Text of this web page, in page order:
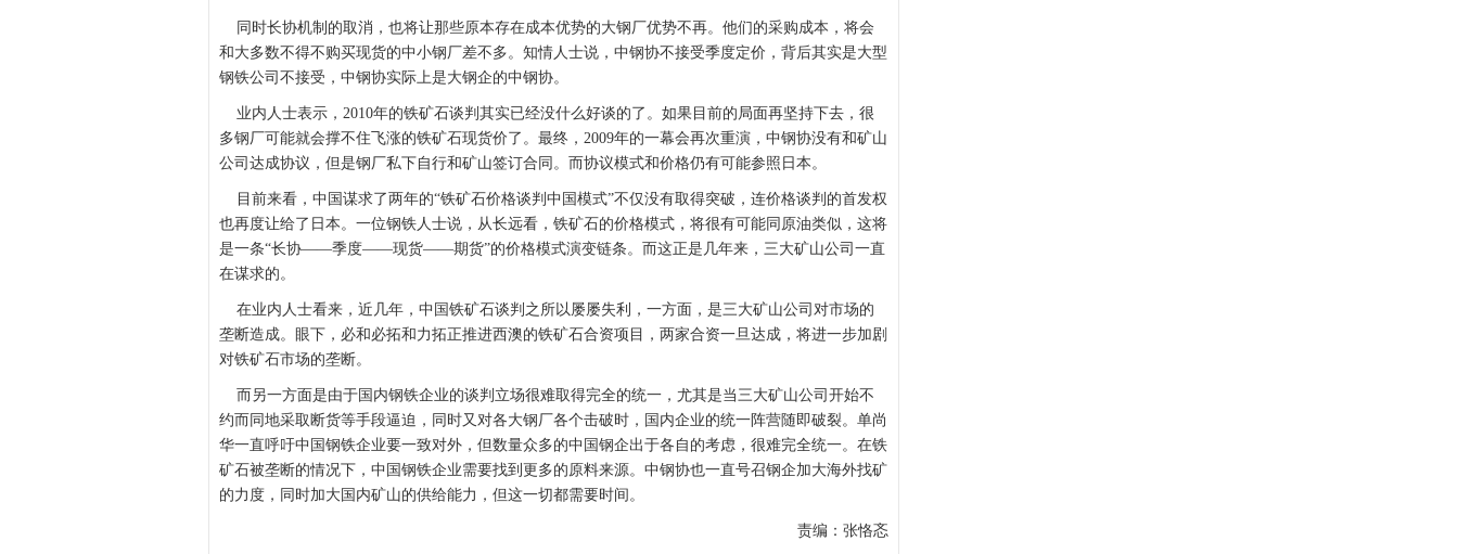
同时长协机制的取消，也将让那些原本存在成本优势的大钢厂优势不再。他们的采购成本，将会
和大多数不得不购买现货的中小钢厂差不多。知情人士说，中钢协不接受季度定价，背后其实是大型
钢铁公司不接受，中钢协实际上是大钢企的中钢协。
业内人士表示，2010年的铁矿石谈判其实已经没什么好谈的了。如果目前的局面再坚持下去，很
多钢厂可能就会撑不住飞涨的铁矿石现货价了。最终，2009年的一幕会再次重演，中钢协没有和矿山
公司达成协议，但是钢厂私下自行和矿山签订合同。而协议模式和价格仍有可能参照日本。
目前来看，中国谋求了两年的“铁矿石价格谈判中国模式”不仅没有取得突破，连价格谈判的首发权
也再度让给了日本。一位钢铁人士说，从长远看，铁矿石的价格模式，将很有可能同原油类似，这将
是一条“长协——季度——现货——期货”的价格模式演变链条。而这正是几年来，三大矿山公司一直
在谋求的。
在业内人士看来，近几年，中国铁矿石谈判之所以屡屡失利，一方面，是三大矿山公司对市场的
垄断造成。眼下，必和必拓和力拓正推进西澳的铁矿石合资项目，两家合资一旦达成，将进一步加剧
对铁矿石市场的垄断。
而另一方面是由于国内钢铁企业的谈判立场很难取得完全的统一，尤其是当三大矿山公司开始不
约而同地采取断货等手段逼迫，同时又对各大钢厂各个击破时，国内企业的统一阵营随即破裂。单尚
华一直呼吁中国钢铁企业要一致对外，但数量众多的中国钢企出于各自的考虑，很难完全统一。在铁
矿石被垄断的情况下，中国钢铁企业需要找到更多的原料来源。中钢协也一直号召钢企加大海外找矿
的力度，同时加大国内矿山的供给能力，但这一切都需要时间。
责编：张恪忞